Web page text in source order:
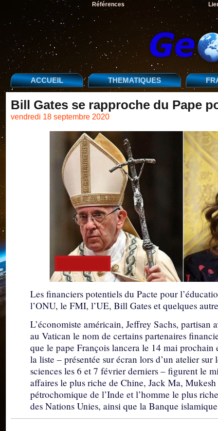
Références
ACCUEIL THEMATIQUES
Bill Gates se rapproche du Pape
vendredi 18 septembre 2020
Les financiers potentiels du Pacte pour
l’ONU, le FMI, l’UE, Bill Gates et quelques
L’économiste américain, Jeffrey Sachs,
au Vatican le nom de certains partenaires
que le pape François lancera le 14 mai
la liste – présentée sur écran lors d’un atelier
sciences les 6 et 7 février derniers – figurent le
affaires le plus riche de Chine, Jack Ma,
pétrochomique de l’Inde et l’homme le plus
des Nations Unies, ainsi que la Banque